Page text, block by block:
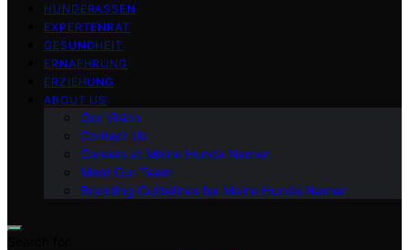
HUNDERASSEN
EXPERTENRAT
GESUNDHEIT
ERNAEHRUNG
ERZIEHUNG
ABOUT US
Our Vision
Contact Us
Careers at Meine Hunde Namen
Meet Our Team
Branding Guidelines for Meine Hunde Namen